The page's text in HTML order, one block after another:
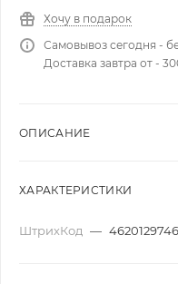
Хочу в подарок
Самовывоз сегодня -
Доставка завтра от -
ОПИСАНИЕ
ХАРАКТЕРИСТИКИ
ШтрихКод —